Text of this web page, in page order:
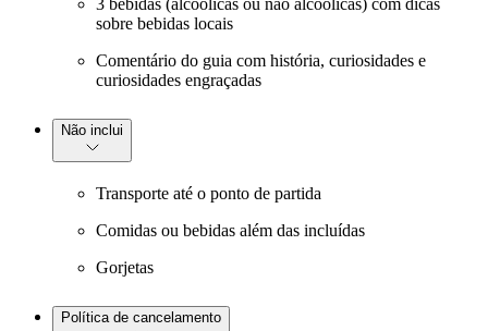
3 bebidas (alcoólicas ou não alcoólicas) com dicas
sobre bebidas locais
Comentário do guia com história, curiosidades e
curiosidades engraçadas
Não inclui
Transporte até o ponto de partida
Comidas ou bebidas além das incluídas
Gorjetas
Política de cancelamento